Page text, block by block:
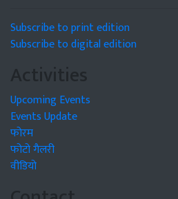
Subscribe to print edition
Subscribe to digital edition
Activities
Upcoming Events
Events Update
फोरम
फोटो गैलरी
वीडियो